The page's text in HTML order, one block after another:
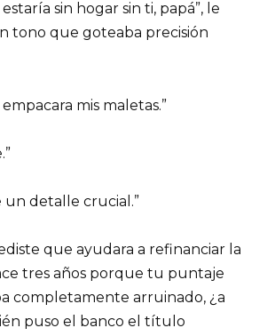
sin hogar sin ti, papá”, le
tono que goteaba precisión
mis maletas.”
un detalle crucial.”
que ayudara a refinanciar la
tres años porque tu puntaje
completamente arruinado, ¿a
puso el banco el título